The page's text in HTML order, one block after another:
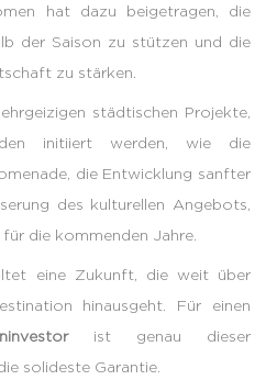
hat dazu beigetragen, die
der Saison zu stützen und die
zu stärken.
städtischen Projekte,
initiiert werden, wie die
die Entwicklung sanfter
des kulturellen Angebots,
die kommenden Jahre.
eine Zukunft, die weit über
hinausgeht. Für einen
ist genau dieser
solideste Garantie.